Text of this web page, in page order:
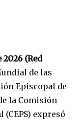
2026 (Red
de las
Episcopal de
la Comisión
expresó